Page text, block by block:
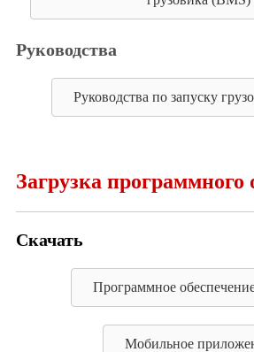
Руководства
Руководства по запуску
Загрузка программного
Скачать
Программное
Мобильное